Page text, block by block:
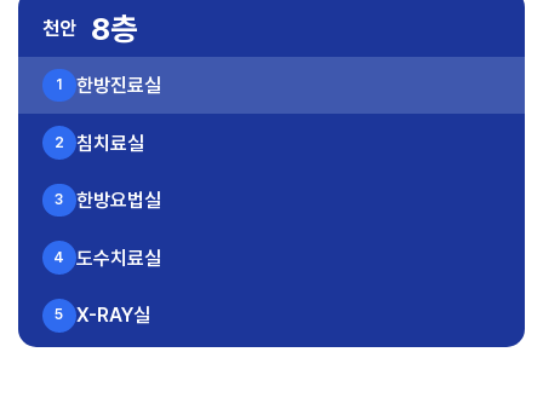
천안 8층
1 한방진료실
2 침치료실
3 한방요법실
4 도수치료실
5 X-RAY실